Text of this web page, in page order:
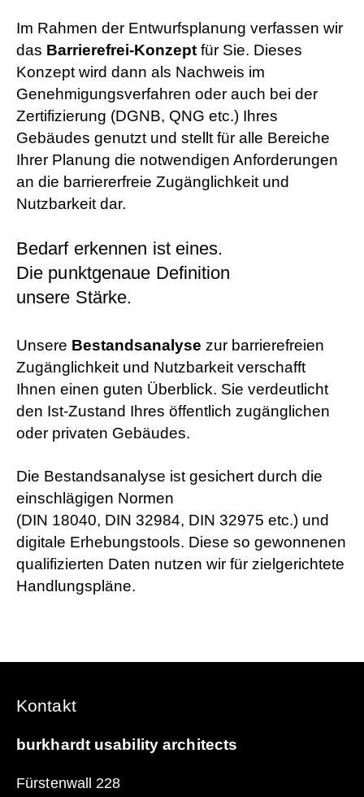
Im Rahmen der Entwurfsplanung verfassen wir
das Barrierefrei-Konzeptfür Sie. Dieses
Konzept wird dann als Nachweis im
Genehmigungsverfahren oder auch bei der
Zertifizierung (DGNB, QNG etc.) Ihres
Gebäudes genutzt und stellt für alle Bereiche
Ihrer Planung die notwendigen Anforderungen
an die barriererfreie Zugänglichkeit und
Nutzbarkeit dar.
Bedarf erkennen ist eines.
Die punktgenaue Definition
unsere Stärke.
Unsere Bestandsanalyse zur barrierefreien
Zugänglichkeit und Nutzbarkeit verschafft
Ihnen einen guten Überblick. Sie verdeutlicht
den Ist-Zustand Ihres öffentlich zugänglichen
oder privaten Gebäudes.
Die Bestandsanalyse ist gesichert durch die
einschlägigen Normen
(DIN 18040, DIN 32984, DIN 32975 etc.) und
digitale Erhebungstools. Diese so gewonnenen
qualifizierten Daten nutzen wir für zielgerichtete
Handlungspläne.
Kontakt
burkhardt usability architects
Fürstenwall 228